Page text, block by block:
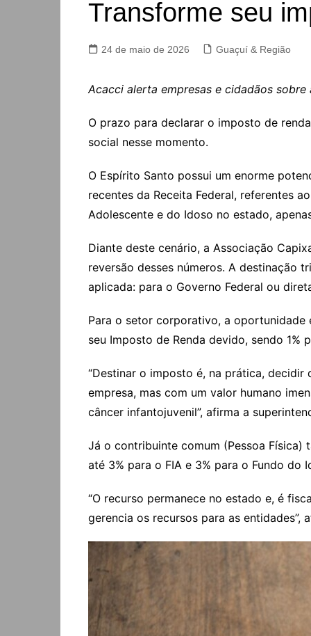
Transforme seu
24 de maio de 2026 Guaçuí & Região
Acacci alerta empresas e cidadãos
O prazo para declarar o imposto de
social nesse momento.
O Espírito Santo possui um enorme
recentes da Receita Federal, referentes
Adolescente e do Idoso no estado,
Diante deste cenário, a Associação
reversão desses números. A destinação
aplicada: para o Governo Federal ou
Para o setor corporativo, a oportunidade
seu Imposto de Renda devido, sendo 1%
“Destinar o imposto é, na prática,
empresa, mas com um valor humano
câncer infantojuvenil”, afirma a
Já o contribuinte comum (Pessoa
até 3% para o FIA e 3% para o Fundo
“O recurso permanece no estado e, é
gerencia os recursos para as